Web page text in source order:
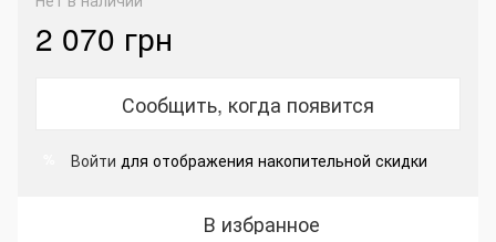
2 070 грн
Сообщить, когда появится
Войти для отображения накопительной скидки
В избранное